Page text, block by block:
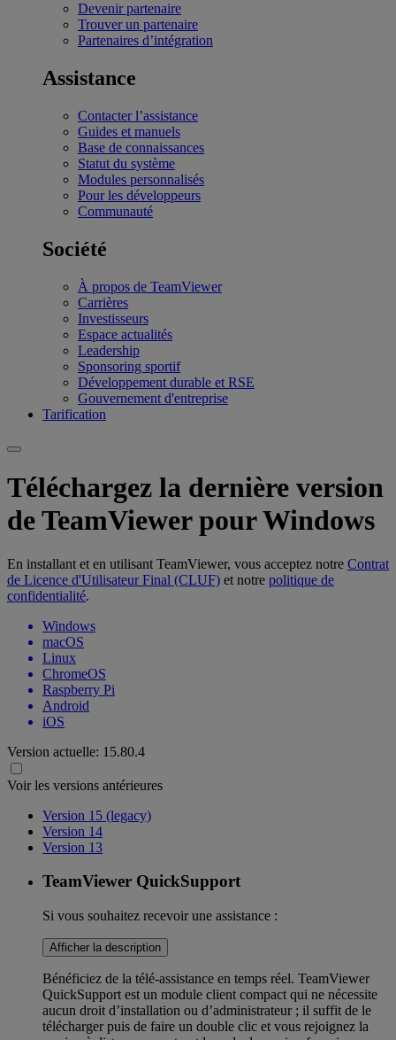
Devenir partenaire
Trouver un partenaire
Partenaires d’intégration
Assistance
Contacter l’assistance
Guides et manuels
Base de connaissances
Statut du système
Modules personnalisés
Pour les développeurs
Communauté
Société
À propos de TeamViewer
Carrières
Investisseurs
Espace actualités
Leadership
Sponsoring sportif
Développement durable et RSE
Gouvernement d'entreprise
Tarification
Téléchargez la dernière version
de TeamViewer pour Windows
En installant et en utilisant TeamViewer, vous acceptez notre Contrat
de Licence d'Utilisateur Final (CLUF) et notre politique de
confidentialité.
Windows
macOS
Linux
ChromeOS
Raspberry Pi
Android
iOS
Version actuelle: 15.80.4
Voir les versions antérieures
Version 15 (legacy)
Version 14
Version 13
TeamViewer QuickSupport
Si vous souhaitez recevoir une assistance :
Afficher la description
Bénéficiez de la télé-assistance en temps réel. TeamViewer
QuickSupport est un module client compact qui ne nécessite
aucun droit d’installation ou d’administrateur ; il suffit de le
télécharger puis de faire un double clic et vous rejoignez la